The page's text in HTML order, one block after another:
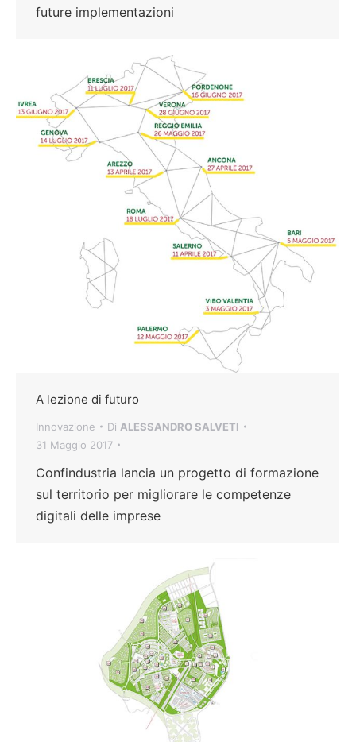
future implementazioni
A lezione di futuro
Innovazione Di ALESSANDRO SALVETI
31 Maggio 2017
Confindustria lancia un progetto di formazione
sul territorio per migliorare le competenze
digitali delle imprese